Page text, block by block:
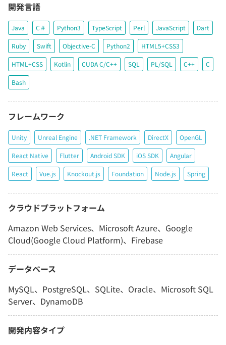
開発言語
Java C＃ Python3 TypeScript Perl JavaScript Dart
Ruby Swift Objective-C Python2 HTML5+CSS3
HTML+CSS Kotlin CUDA C/C++ SQL PL/SQL C++ C
Bash
フレームワーク
Unity Unreal Engine .NET Framework DirectX OpenGL
React Native Flutter Android SDK iOS SDK Angular
React Vue.js Knockout.js Foundation Node.js Spring
クラウドプラットフォーム
Amazon Web Services、Microsoft Azure、Google
Cloud(Google Cloud Platform)、Firebase
データベース
MySQL、PostgreSQL、SQLite、Oracle、Microsoft SQL
Server、DynamoDB
開発内容タイプ